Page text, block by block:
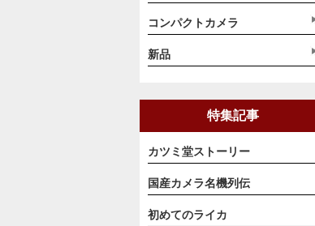
コンパクトカメラ
新品
特集記事
カツミ堂ストーリー
国産カメラ名機列伝
初めてのライカ